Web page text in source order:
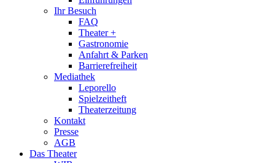
Ihr Besuch
FAQ
Theater +
Gastronomie
Anfahrt & Parken
Barrierefreiheit
Mediathek
Leporello
Spielzeitheft
Theaterzeitung
Kontakt
Presse
AGB
Das Theater